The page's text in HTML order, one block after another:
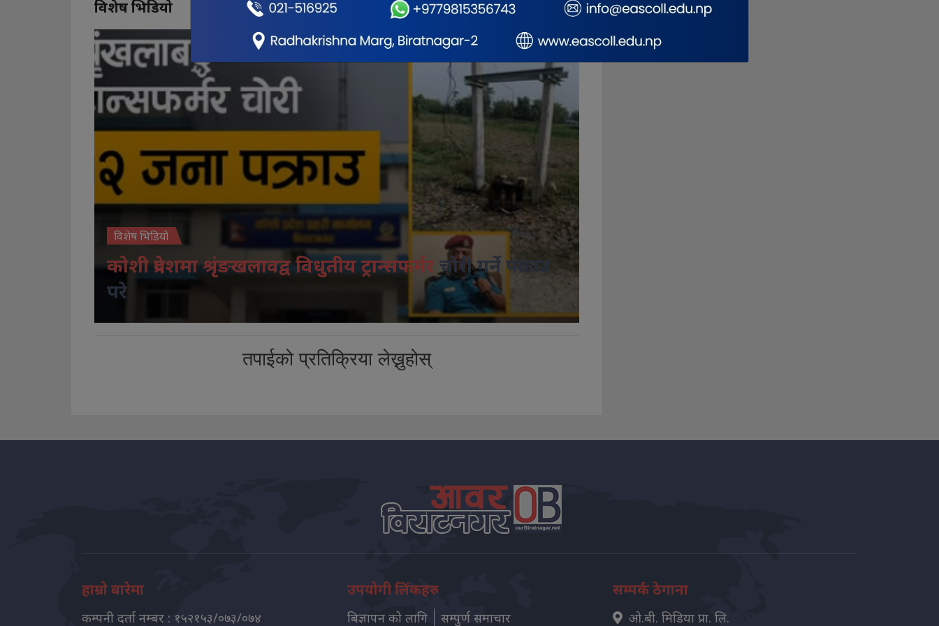
विशेष भिडियो
विशेष भिडियो
कोशी प्रदेशमा श्रृंङखलावद्व विधुतीय ट्रान्सफर्मरचोरी गर्ने पक्राउ
परे
तपाईको प्रतिक्रिया लेख्नुहोस्
हाम्रो बारेमा
कम्पनी दर्ता नम्बर : १५२१५३/०७३/०७४
उपयोगी लिंकहरु
बिज्ञापन को लागि सम्पुर्ण समाचार
सम्पर्क ठेगाना
ओ.बी. मिडिया प्रा. लि.